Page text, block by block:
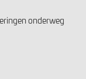
onderweg